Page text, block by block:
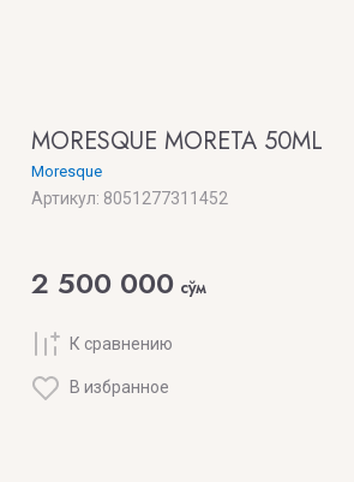
MORESQUE MORETA 50ML
Moresque
Артикул: 8051277311452
2 500 000 сўм
К сравнению
В избранное